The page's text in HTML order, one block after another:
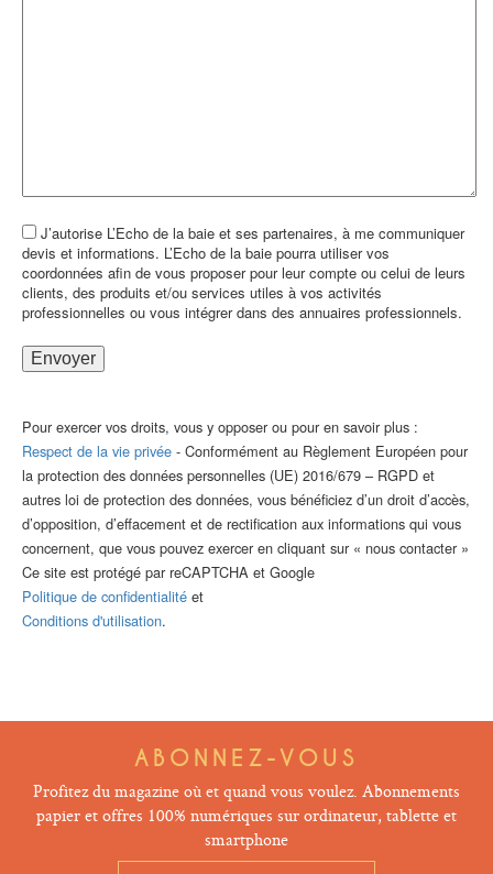
J’autorise L’Echo de la baie et ses partenaires, à me communiquer
devis et informations. L’Echo de la baie pourra utiliser vos
coordonnées afin de vous proposer pour leur compte ou celui de leurs
clients, des produits et/ou services utiles à vos activités
professionnelles ou vous intégrer dans des annuaires professionnels.
Pour exercer vos droits, vous y opposer ou pour en savoir plus :
Respect de la vie privée - Conformément au Règlement Européen pour
la protection des données personnelles (UE) 2016/679 – RGPD et
autres loi de protection des données, vous bénéficiez d’un droit d’accès,
d’opposition, d’effacement et de rectification aux informations qui vous
concernent, que vous pouvez exercer en cliquant sur « nous contacter »
Ce site est protégé par reCAPTCHA et Google
Politique de confidentialité et
Conditions d'utilisation.
ABONNEZ-VOUS
Profitez du magazine où et quand vous voulez. Abonnements
papier et offres 100% numériques sur ordinateur, tablette et
smartphone